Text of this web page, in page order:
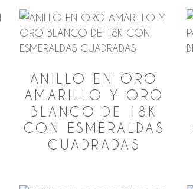
ANILLO EN ORO
AMARILLO Y ORO
BLANCO DE 18K
CON ESMERALDAS
CUADRADAS